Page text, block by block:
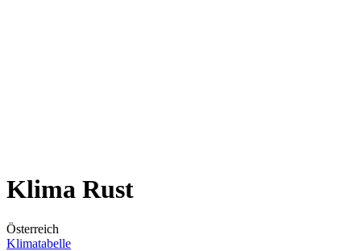
Klima Rust
Österreich
Klimatabelle